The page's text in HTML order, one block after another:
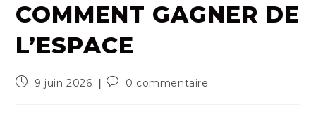
COMMENT GAGNER DE
L’ESPACE
Publication
9 juin 2026
Commentaires
0 commentaire